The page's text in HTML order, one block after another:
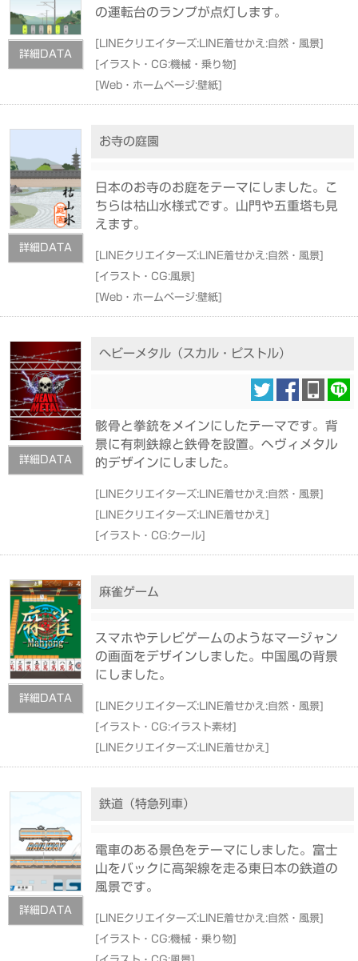
詳細DATA
の運転台のランプが点灯します。
[ LINEクリエイターズ:LINE着せかえ:自然・風景]
[イラスト・CG:機械・乗り物]
[Web・ホームページ:壁紙]
詳細DATA
お寺の庭園
日本のお寺のお庭をテーマにしました。こ
ちらは枯山水様式です。山門や五重塔も見
えます。
[ LINEクリエイターズ:LINE着せかえ:自然・風景]
[イラスト・CG:風景]
[Web・ホームページ:壁紙]
詳細DATA
ヘビーメタル（スカル・ピストル）
骸骨と拳銃をメインにしたテーマです。背
景に有刺鉄線と鉄骨を設置。ヘヴィメタル
的デザインにしました。
[ LINEクリエイターズ:LINE着せかえ:自然・風景]
[ LINEクリエイターズ:LINE着せかえ ]
[イラスト・CG:クール]
詳細DATA
麻雀ゲーム
スマホやテレビゲームのようなマージャン
の画面をデザインしました。中国風の背景
にしました。
[ LINEクリエイターズ:LINE着せかえ:自然・風景]
[イラスト・CG:イラスト素材]
[ LINEクリエイターズ:LINE着せかえ ]
詳細DATA
鉄道（特急列車）
電車のある景色をテーマにしました。富士
山をバックに高架線を走る東日本の鉄道の
風景です。
[ LINEクリエイターズ:LINE着せかえ:自然・風景]
[イラスト・CG:機械・乗り物]